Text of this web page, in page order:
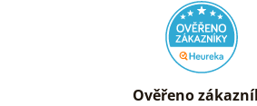
Ověřeno